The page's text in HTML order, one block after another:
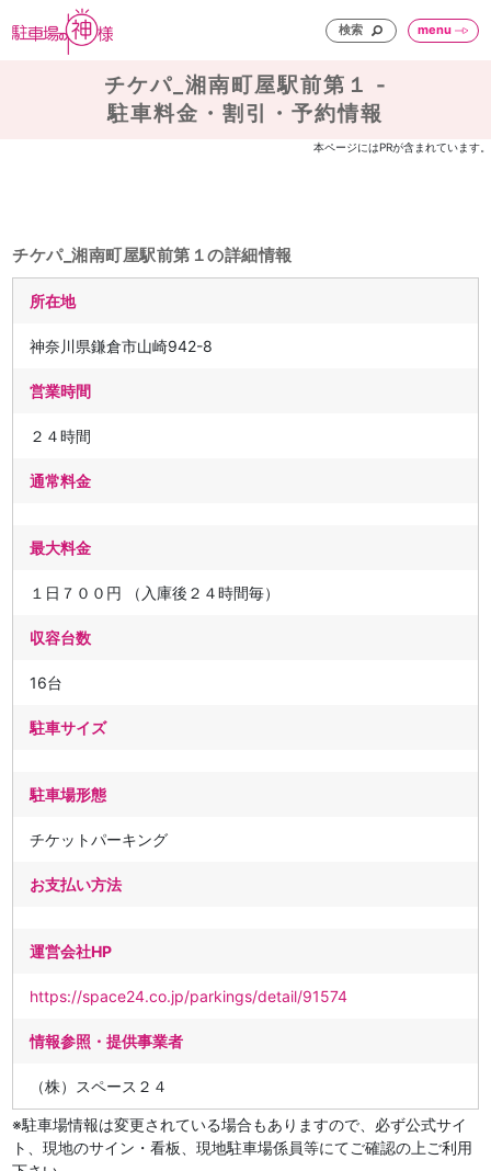
検索 menu
チケパ_湘南町屋駅前第１ -
駐車料金・割引・予約情報
本ページにはPRが含まれています。
チケパ_湘南町屋駅前第１の詳細情報
所在地
神奈川県鎌倉市山崎942-8
営業時間
２４時間
通常料金
最大料金
１日７００円 （入庫後２４時間毎）
収容台数
16台
駐車サイズ
駐車場形態
チケットパーキング
お支払い方法
運営会社HP
https://space24.co.jp/parkings/detail/91574
情報参照・提供事業者
（株）スペース２４
※駐車場情報は変更されている場合もありますので、必ず公式サイ
ト、現地のサイン・看板、現地駐車場係員等にてご確認の上ご利用